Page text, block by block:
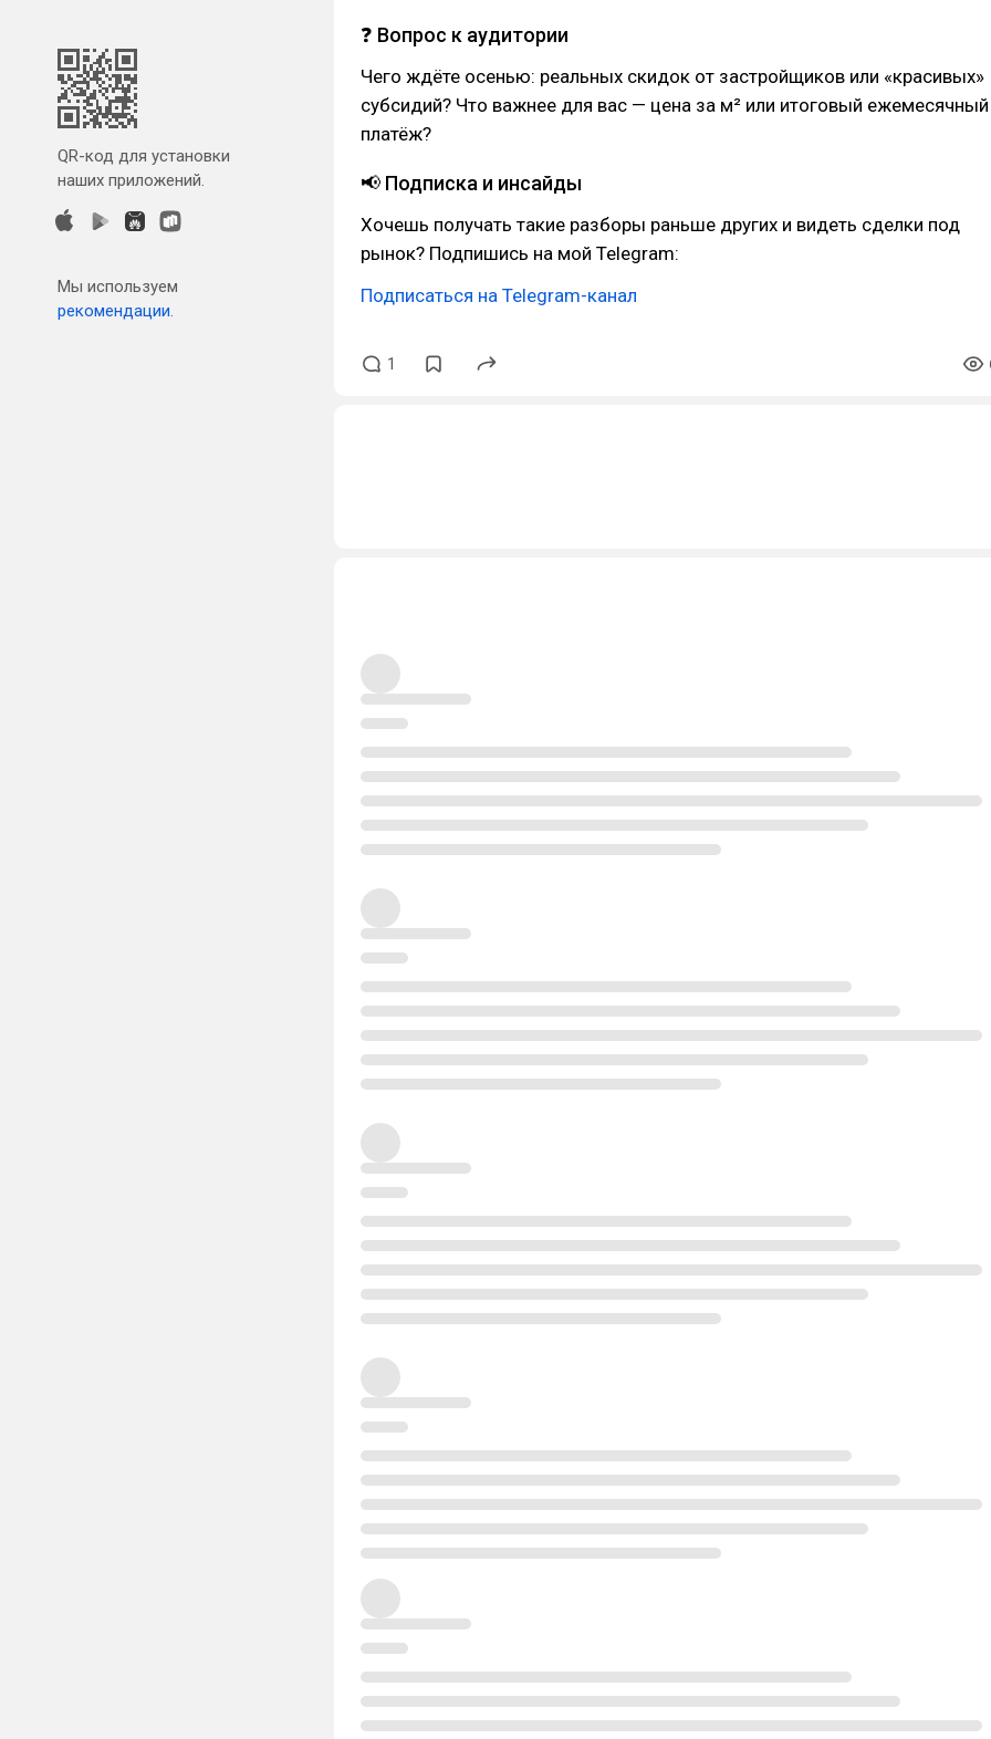
QR-код для установки
наших приложений.
Мы используем
рекомендации.
❓ Вопрос к аудитории
Чего ждёте осенью: реальных скидок от застройщиков или «красивых»
субсидий? Что важнее для вас — цена за м² или итоговый ежемесячный
платёж?
📢 Подписка и инсайды
Хочешь получать такие разборы раньше других и видеть сделки под
рынок? Подпишись на мой Telegram:
Подписаться на Telegram-канал
1